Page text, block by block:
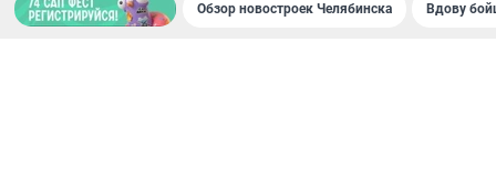
Обзор новостроек Челябинска Вдову